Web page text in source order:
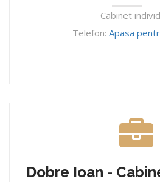
Cabinet
Telefon: Apasa
Dobre Ioan -